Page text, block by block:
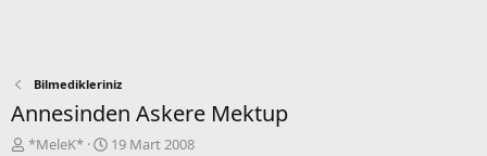
Bilmedikleriniz
Annesinden Askere Mektup
K
*MeleK*
B19 Mart 2008